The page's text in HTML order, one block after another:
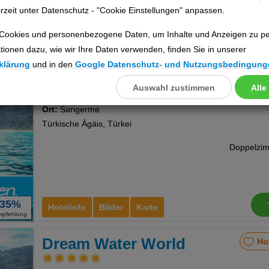
unter Datenschutz - "Cookie Einstellungen" anpassen.
und personenbezogene Daten, um Inhalte und Anzeigen zu
dazu, wie wir Ihre Daten verwenden, finden Sie in unserer
und in den Google Datenschutz- und
Alle
Auswahl zustimmen
92%
35% Hotelinfo Bilder Karte
L Hotel Sarigerme
Ort:Sarigerme
Türkische Ägäis, Türkei
Dream Water World